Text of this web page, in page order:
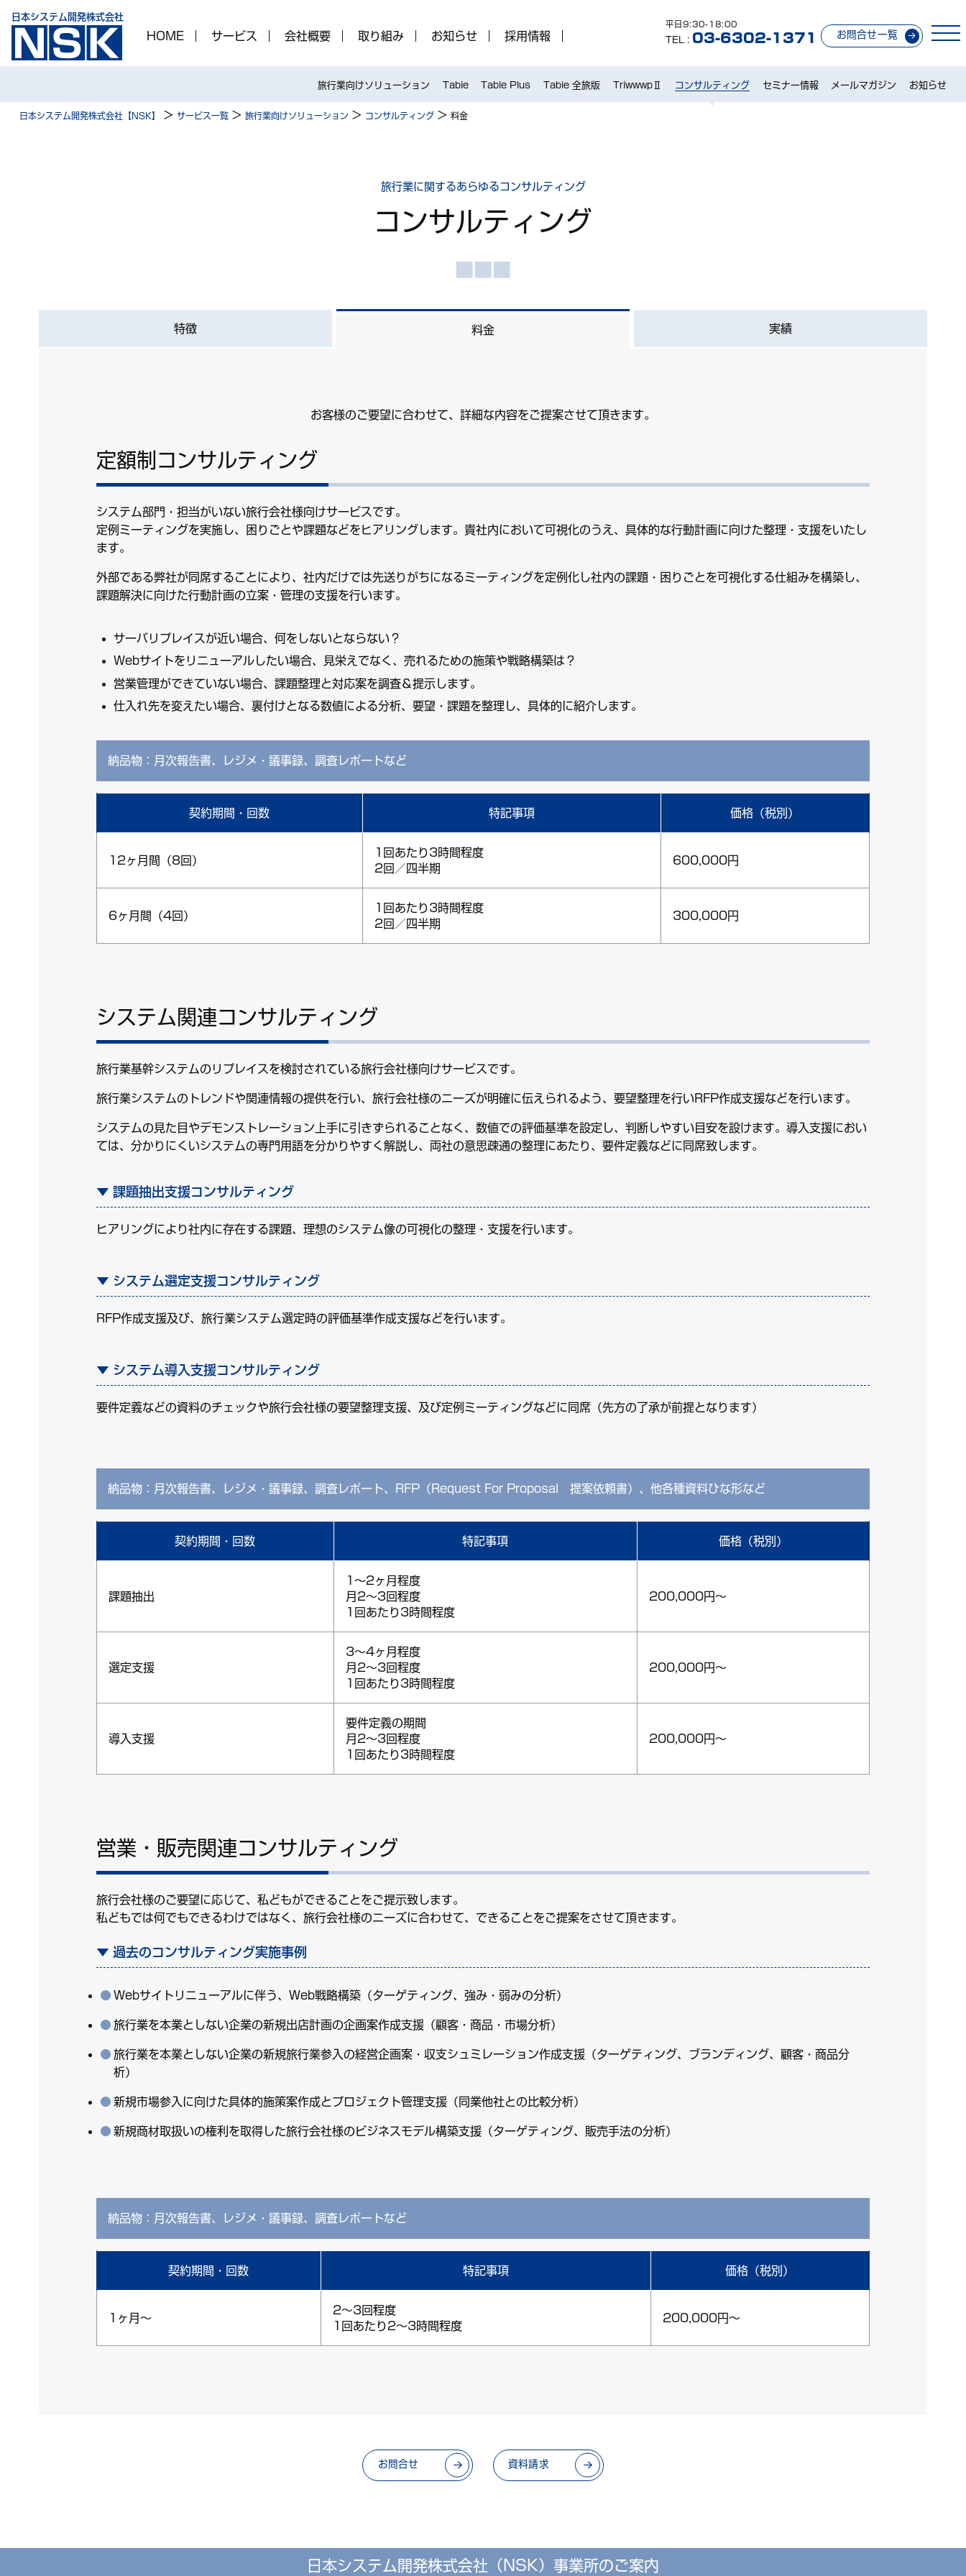
日本システム開発株式会社
HOME サービス 会社概要 取り組み お知らせ 採用情報
平日9:30-18:00
TEL : 03-6302-1371 お問合せ一覧
旅行業向けソリューション Tabie Tabie Plus Tabie 全旅版 TriwwwpⅡ コンサルティング セミナー情報 メールマガジン お知らせ
日本システム開発株式会社【NSK】 > サービス一覧> 旅行業向けソリューション> コンサルティング> 料金
旅行業に関するあらゆるコンサルティング
コンサルティング
特徴 料金 実績
お客様のご要望に合わせて、詳細な内容をご提案させて頂きます。
定額制コンサルティング
システム部門・担当がいない旅行会社様向けサービスです。
定例ミーティングを実施し、困りごとや課題などをヒアリングします。貴社内において可視化のうえ、具体的な行動計画に向けた整理・支援をいたし
ます。
外部である弊社が同席することにより、社内だけでは先送りがちになるミーティングを定例化し社内の課題・困りごとを可視化する仕組みを構築し、
課題解決に向けた行動計画の立案・管理の支援を行います。
サーバリプレイスが近い場合、何をしないとならない？
Webサイトをリニューアルしたい場合、見栄えでなく、売れるための施策や戦略構築は？
営業管理ができていない場合、課題整理と対応案を調査＆提示します。
仕入れ先を変えたい場合、裏付けとなる数値による分析、要望・課題を整理し、具体的に紹介します。
納品物：月次報告書、レジメ・議事録、調査レポートなど
契約期間・回数 特記事項 価格（税別）
12ヶ月間（8回）
1回あたり3時間程度
2回／四半期
600,000円
6ヶ月間（4回）
1回あたり3時間程度
2回／四半期
300,000円
システム関連コンサルティング
旅行業基幹システムのリプレイスを検討されている旅行会社様向けサービスです。
旅行業システムのトレンドや関連情報の提供を行い、旅行会社様のニーズが明確に伝えられるよう、要望整理を行いRFP作成支援などを行います。
システムの見た目やデモンストレーション上手に引きずられることなく、数値での評価基準を設定し、判断しやすい目安を設けます。導入支援におい
ては、分かりにくいシステムの専門用語を分かりやすく解説し、両社の意思疎通の整理にあたり、要件定義などに同席致します。
課題抽出支援コンサルティング
ヒアリングにより社内に存在する課題、理想のシステム像の可視化の整理・支援を行います。
システム選定支援コンサルティング
RFP作成支援及び、旅行業システム選定時の評価基準作成支援などを行います。
システム導入支援コンサルティング
要件定義などの資料のチェックや旅行会社様の要望整理支援、及び定例ミーティングなどに同席（先方の了承が前提となります）
納品物：月次報告書、レジメ・議事録、調査レポート、RFP（Request For Proposal 提案依頼書）、他各種資料ひな形など
契約期間・回数 特記事項 価格（税別）
課題抽出
1～2ヶ月程度
月2～3回程度
1回あたり3時間程度
200,000円～
選定支援
3～4ヶ月程度
月2～3回程度
1回あたり3時間程度
200,000円～
導入支援
要件定義の期間
月2～3回程度
1回あたり3時間程度
200,000円～
営業・販売関連コンサルティング
旅行会社様のご要望に応じて、私どもができることをご提示致します。
私どもでは何でもできるわけではなく、旅行会社様のニーズに合わせて、できることをご提案をさせて頂きます。
過去のコンサルティング実施事例
Webサイトリニューアルに伴う、Web戦略構築（ターゲティング、強み・弱みの分析）
旅行業を本業としない企業の新規出店計画の企画案作成支援（顧客・商品・市場分析）
旅行業を本業としない企業の新規旅行業参入の経営企画案・収支シュミレーション作成支援（ターゲティング、ブランディング、顧客・商品分
析）
新規市場参入に向けた具体的施策案作成とプロジェクト管理支援（同業他社との比較分析）
新規商材取扱いの権利を取得した旅行会社様のビジネスモデル構築支援（ターゲティング、販売手法の分析）
納品物：月次報告書、レジメ・議事録、調査レポートなど
契約期間・回数 特記事項 価格（税別）
1ヶ月～
2～3回程度
1回あたり2～3時間程度
200,000円～
お問合せ 資料請求
日本システム開発株式会社（NSK） 事業所のご案内